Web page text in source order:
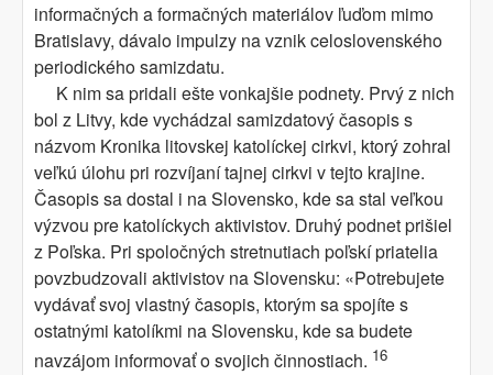
informačných a formačných materiálov ľuďom mimo
Bratislavy, dávalo impulzy na vznik celoslovenského
periodického samizdatu.
K nim sa pridali ešte vonkajšie podnety. Prvý z nich
bol z Litvy, kde vychádzal samizdatový časopis s
názvom Kronika litovskej katolíckej cirkvi, ktorý zohral
veľkú úlohu pri rozvíjaní tajnej cirkvi v tejto krajine.
Časopis sa dostal i na Slovensko, kde sa stal veľkou
výzvou pre katolíckych aktivistov. Druhý podnet prišiel
z Poľska. Pri spoločných stretnutiach poľskí priatelia
povzbudzovali aktivistov na Slovensku: «Potrebujete
vydávať svoj vlastný časopis, ktorým sa spojíte s
ostatnými katolíkmi na Slovensku, kde sa budete
navzájom informovať o svojich činnostiach. 16